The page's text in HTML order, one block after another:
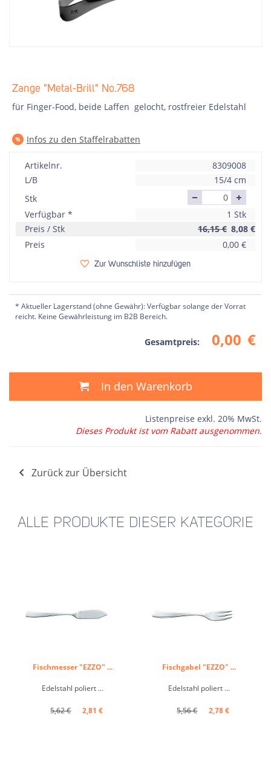
Zange "Metal-Brill" No.768
für Finger-Food, beide Laffen gelocht, rostfreier Edelstahl
Infos zu den Staffelrabatten
Artikelnr.
8309008
L/B
15/4 cm
Stk
Verfügbar *
1 Stk
Preis / Stk
16,15 € 8,08 €
Preis
0,00 €
Zur Wunschliste hinzufügen
* Aktueller Lagerstand (ohne Gewähr): Verfügbar solange der Vorrat
reicht. Keine Gewährleistung im B2B Bereich.
Gesamtpreis: 0,00 €
In den Warenkorb
Listenpreise exkl. 20% MwSt.
Dieses Produkt ist vom Rabatt ausgenommen.
Zurück zur Übersicht
ALLE PRODUKTE DIESER KATEGORIE
Fischmesser "EZZO" ...
Edelstahl poliert ...
5,62 € 2,81 €
Fischgabel "EZZO" ...
Edelstahl poliert ...
5,56 € 2,78 €